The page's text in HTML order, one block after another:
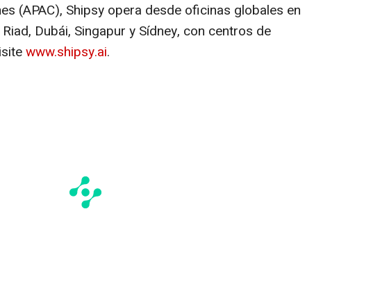
(APAC), Shipsy opera desde oficinas globales en
Dubái, Singapur y Sídney, con centros de
www.shipsy.ai.